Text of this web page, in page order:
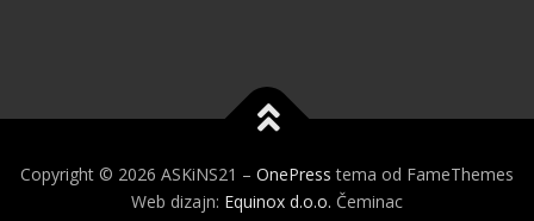
Copyright © 2026 ASKiNS21 – OnePress tema od FameThemes
Web dizajn: Equinox d.o.o. Čeminac